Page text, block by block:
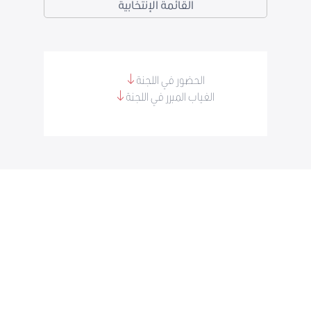
القائمة الإنتخابية
الحضور في اللجنة
الغياب المبرر في اللجنة